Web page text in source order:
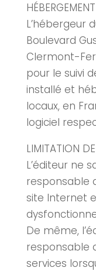
HÉBERGEMENT
L’hébergeur
Boulevard
Clermont-
pour le suivi
installé et
locaux, en
logiciel
LIMITATION
L’éditeur ne
responsable
site Internet
De même,
responsable
services